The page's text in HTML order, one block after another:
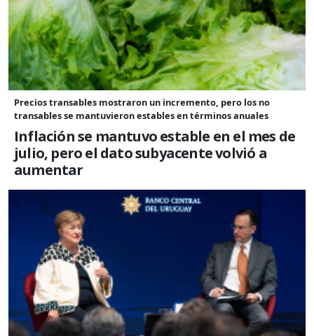
Precios transables mostraron un incremento, pero los no
transables se mantuvieron estables en términos anuales
Inflación se mantuvo estable en el mes de
julio, pero el dato subyacente volvió a
aumentar